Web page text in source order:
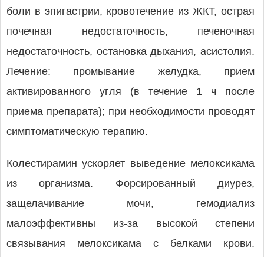
боли в эпигастрии, кровотечение из ЖКТ, острая
почечная недостаточность, печеночная
недостаточность, остановка дыхания, асистолия.
Лечение: промывание желудка, прием
активированного угля (в течение 1 ч после
приема препарата); при необходимости проводят
симптоматическую терапию.
Колестирамин ускоряет выведение мелоксикама
из организма. Форсированный диурез,
защелачивание мочи, гемодиализ
малоэффективны из-за высокой степени
связывания мелоксикама с белками крови.